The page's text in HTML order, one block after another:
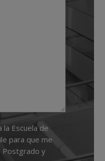
Escuela de
para que me
Postgrado y